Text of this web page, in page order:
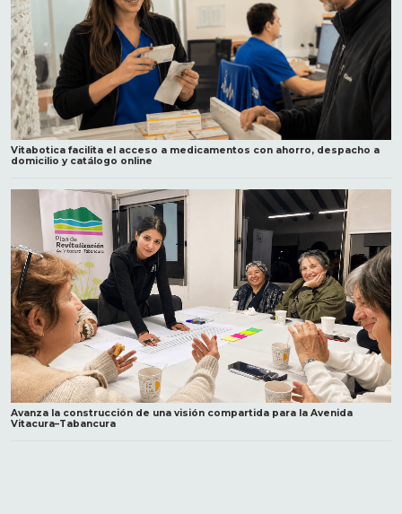
Vitabotica facilita el acceso a medicamentos con ahorro, despacho a
domicilio y catálogo online
Avanza la construcción de una visión compartida para la Avenida
Vitacura–Tabancura